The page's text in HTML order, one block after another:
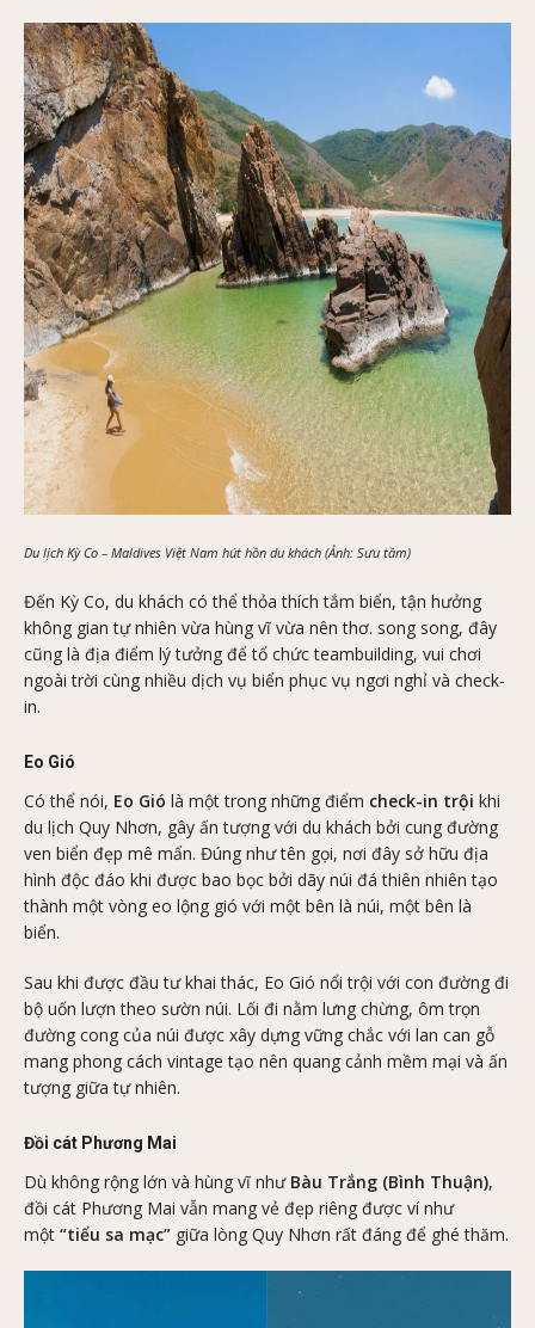
Du lịch Kỳ Co – Maldives Việt Nam hút hồn du khách (Ảnh: Sưu tầm)
Đến Kỳ Co, du khách có thể thỏa thích tắm biển, tận hưởng
không gian tự nhiên vừa hùng vĩ vừa nên thơ. song song, đây
cũng là địa điểm lý tưởng để tổ chức teambuilding, vui chơi
ngoài trời cùng nhiều dịch vụ biển phục vụ ngơi nghỉ và check-
in.
Eo Gió
Có thể nói, Eo Gió là một trong những điểm check-in trội khi
du lịch Quy Nhơn, gây ấn tượng với du khách bởi cung đường
ven biển đẹp mê mẩn. Đúng như tên gọi, nơi đây sở hữu địa
hình độc đáo khi được bao bọc bởi dãy núi đá thiên nhiên tạo
thành một vòng eo lộng gió với một bên là núi, một bên là
biển.
Sau khi được đầu tư khai thác, Eo Gió nổi trội với con đường đi
bộ uốn lượn theo sườn núi. Lối đi nằm lưng chừng, ôm trọn
đường cong của núi được xây dựng vững chắc với lan can gỗ
mang phong cách vintage tạo nên quang cảnh mềm mại và ấn
tượng giữa tự nhiên.
Đồi cát Phương Mai
Dù không rộng lớn và hùng vĩ như Bàu Trắng (Bình Thuận),
đồi cát Phương Mai vẫn mang vẻ đẹp riêng được ví như
một “tiểu sa mạc” giữa lòng Quy Nhơn rất đáng để ghé thăm.